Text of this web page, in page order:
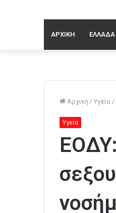
ΑΡΧΙΚΉ ΕΛΛΆΔΑ
Αρχική / Υγεία /
Υγεία